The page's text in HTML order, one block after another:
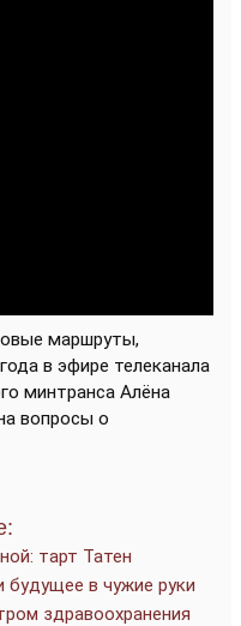
маршруты,
в эфире телеканала
минтранса Алёна
вопросы о
тарт Татен
будущее в чужие руки
здравоохранения